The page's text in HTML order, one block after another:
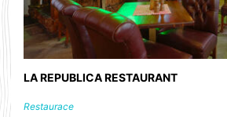
LA REPUBLICA RESTAURANT
Restaurace